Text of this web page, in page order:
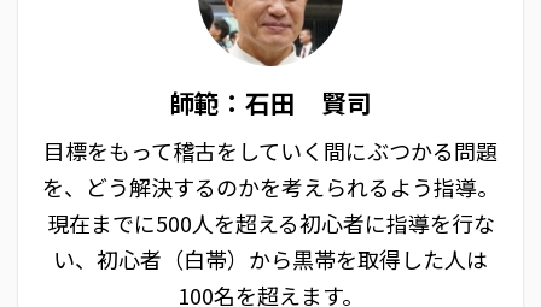
師範：石田 賢司
目標をもって稽古をしていく間にぶつかる問題
を、どう解決するのかを考えられるよう指導。
現在までに500人を超える初心者に指導を行な
い、初心者（白帯）から黒帯を取得した人は
100名を超えます。